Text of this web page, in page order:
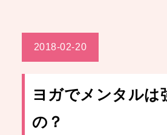
2018-02-20
ヨガでメンタルは
の？